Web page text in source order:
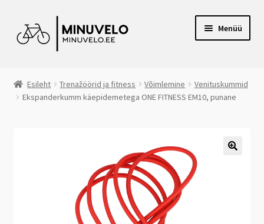
Liigu
navigeerimisele
Liigu
sisu
Menüü
E-POOD
JALGRATTARENT
Esileht Trenažöörid ja fitness Võimlemine
Venituskummid
Ekspanderkumm käepidemetega ONE FITNESS EM10, punane